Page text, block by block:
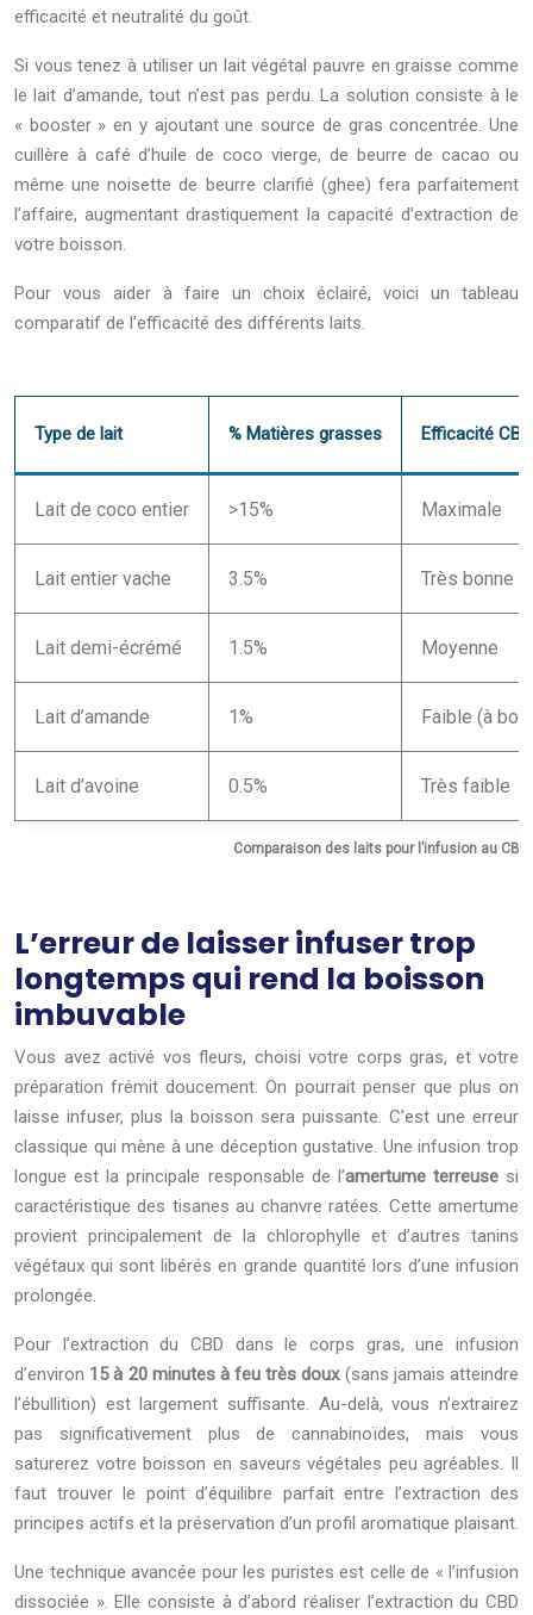
efficacité et neutralité du goût.
Si vous tenez à utiliser un lait végétal pauvre en graisse comme
le lait d’amande, tout n’est pas perdu. La solution consiste à le
« booster » en y ajoutant une source de gras concentrée. Une
cuillère à café d’huile de coco vierge, de beurre de cacao ou
même une noisette de beurre clarifié (ghee) fera parfaitement
l’affaire, augmentant drastiquement la capacité d’extraction de
votre boisson.
Pour vous aider à faire un choix éclairé, voici un tableau
comparatif de l’efficacité des différents laits.
Comparaison des laits pour l’infusion au CBD
Type de lait % Matières grasses Efficacité CBD
Lait de coco entier >15% Maximale
Lait entier vache 3.5% Très bonne
Lait demi-écrémé 1.5% Moyenne
Lait d’amande 1% Faible (à
Lait d’avoine 0.5% Très faible
L’erreur de laisser infuser trop
longtemps qui rend la boisson
imbuvable
Vous avez activé vos fleurs, choisi votre corps gras, et votre
préparation frémit doucement. On pourrait penser que plus on
laisse infuser, plus la boisson sera puissante. C’est une erreur
classique qui mène à une déception gustative. Une infusion trop
longue est la principale responsable de l’amertume terreusesi
caractéristique des tisanes au chanvre ratées. Cette amertume
provient principalement de la chlorophylle et d’autres tanins
végétaux qui sont libérés en grande quantité lors d’une infusion
prolongée.
Pour l’extraction du CBD dans le corps gras, une infusion
d’environ 15 à 20 minutes à feu très doux(sans jamais atteindre
l’ébullition) est largement suffisante. Au-delà, vous n’extrairez
pas significativement plus de cannabinoïdes, mais vous
saturerez votre boisson en saveurs végétales peu agréables. Il
faut trouver le point d’équilibre parfait entre l’extraction des
principes actifs et la préservation d’un profil aromatique plaisant.
Une technique avancée pour les puristes est celle de « l’infusion
dissociée ». Elle consiste à d’abord réaliser l’extraction du CBD